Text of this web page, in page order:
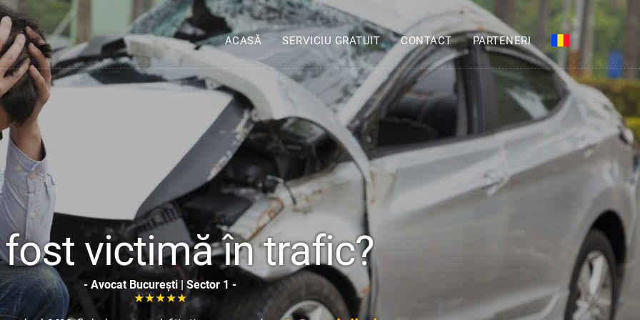
ACASĂ SERVICIU GRATUIT CONTACT PARTENERI
victimă în trafic?
- Avocat București | Sector 1 -
★★★★★